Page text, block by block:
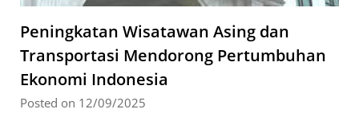
Peningkatan Wisatawan Asing dan
Transportasi Mendorong Pertumbuhan
Ekonomi Indonesia
Posted on 12/09/2025